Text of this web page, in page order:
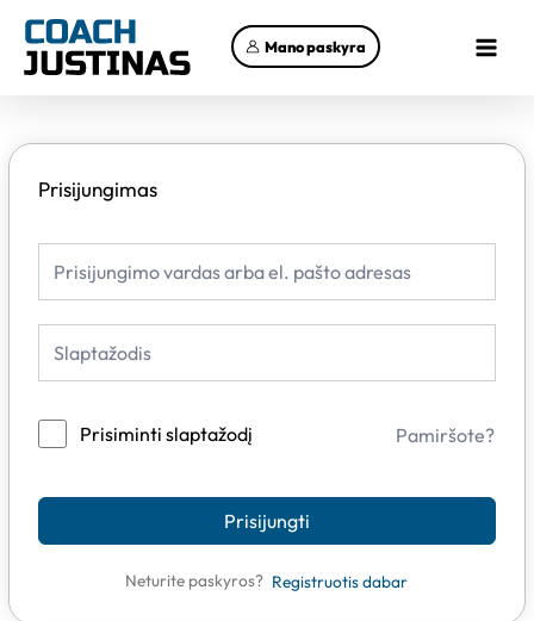
prie
turinio
Mano paskyra
Menu
Prisijungimas
Prisiminti slaptažodį Pamiršote?
Prisijungti
Neturite paskyros? Registruotis dabar